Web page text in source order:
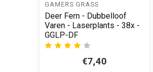
GAMERS GRASS
Deer Fern - Dubbelloof
Varen - Laserplants - 38x -
GGLP-DF
€7,40